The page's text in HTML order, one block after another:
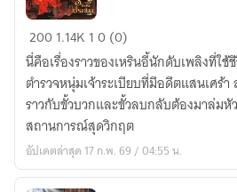
มี
แต่
เอ
เลี่ยน
เต็ม
ไป
อีก
แล้ว
สืบ
คดี
ร้อน
ซ่อน
ปริศนา
[นิยาย
แปล]
2001.14K 10 (0)
นี่คือเรื่องราวของเหรินอี้นักดับเพลิงที่ใ
ตำรวจหนุ่มเจ้าระเบียบที่มีอดีตแสนเศร้
ราวกับขั้วบวกและขั้วลบกลับต้องมาล่มหั
สถานการณ์สุดวิกฤต
อัปเดตล่าสุด 17 ก.พ. 69 / 04:55 น.